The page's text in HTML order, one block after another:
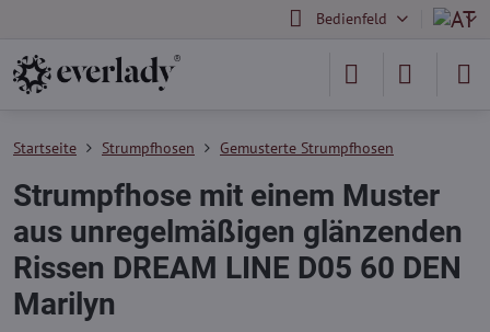
Bedienfeld
Startseite Strumpfhosen Gemusterte Strumpfhosen
Strumpfhose mit einem Muster
aus unregelmäßigen glänzenden
Rissen DREAM LINE D05 60 DEN
Marilyn